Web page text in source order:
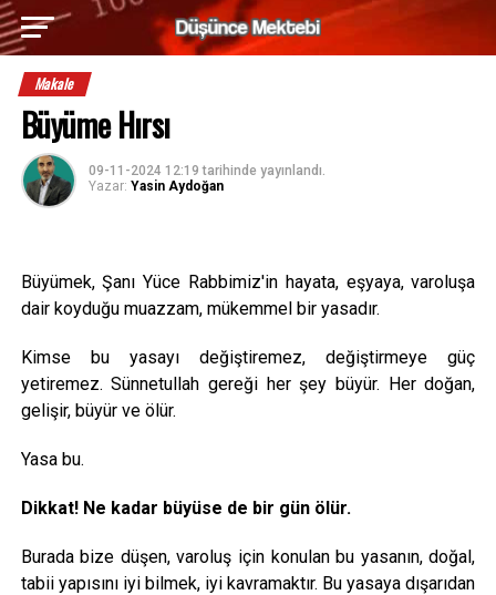
Makale
Büyüme Hırsı
09-11-2024 12:19 tarihinde yayınlandı.
Yazar: Yasin Aydoğan
Büyümek, Şanı Yüce Rabbimiz'in hayata, eşyaya, varoluşa
dair koyduğu muazzam, mükemmel bir yasadır.
Kimse bu yasayı değiştiremez, değiştirmeye güç
yetiremez. Sünnetullah gereği her şey büyür. Her doğan,
gelişir, büyür ve ölür.
Yasa bu.
Dikkat! Ne kadar büyüse de bir gün ölür.
Burada bize düşen, varoluş için konulan bu yasanın, doğal,
tabii yapısını iyi bilmek, iyi kavramaktır. Bu yasaya dışarıdan